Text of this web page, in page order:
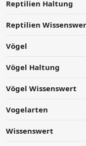
Reptilien Haltung
Reptilien
Vögel
Vögel Haltung
Vögel Wissenswert
Vogelarten
Wissenswert